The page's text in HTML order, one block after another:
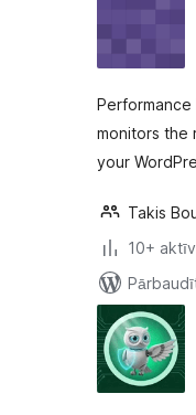
monitors the
your
Takis
10+